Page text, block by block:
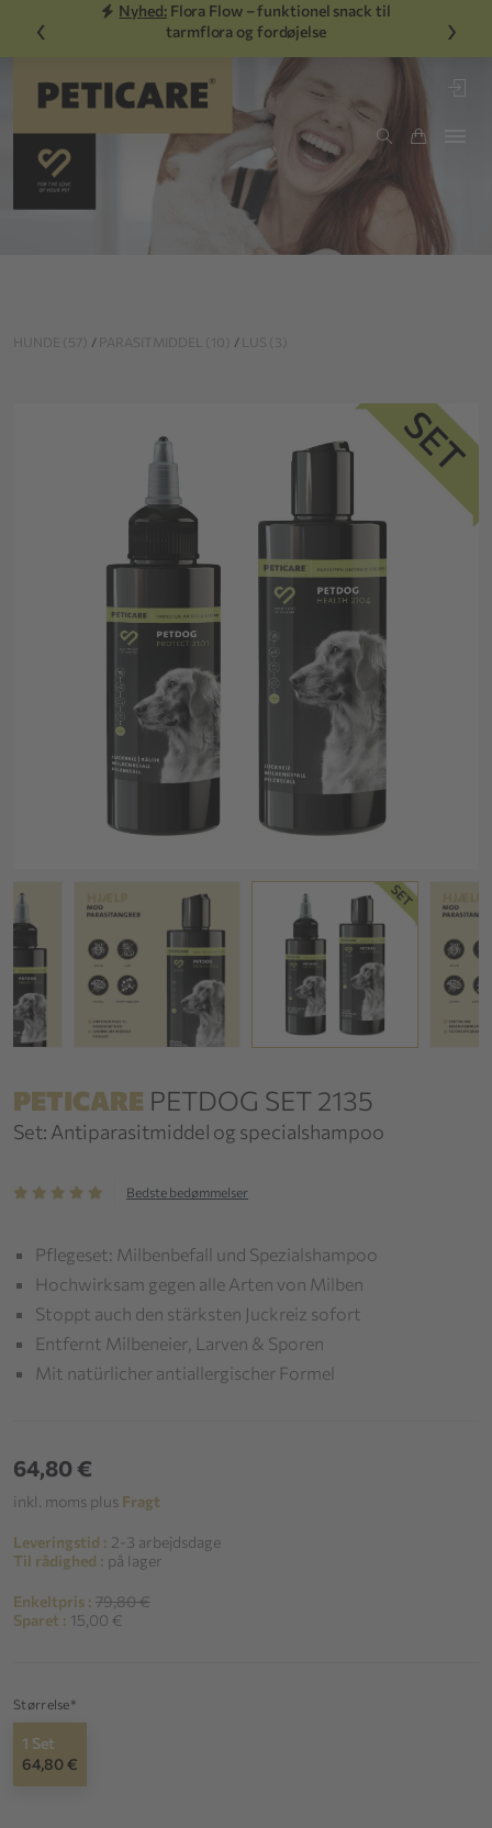
‹
Nyhed:Flora Flow – funktionel snack til
tarmflora og fordøjelse
›
HUNDE (57) / PARASITMIDDEL (10) / LUS (3)
PETICARE PETDOG SET 2135
Set: Antiparasitmiddel og specialshampoo
Bedste bedømmelser
Pflegeset: Milbenbefall und Spezialshampoo
Hochwirksam gegen alle Arten von Milben
Stoppt auch den stärksten Juckreiz sofort
Entfernt Milbeneier, Larven & Sporen
Mit natürlicher antiallergischer Formel
64,80 €
inkl. moms plus Fragt
Leveringstid : 2-3 arbejdsdage
Til rådighed : på lager
Enkeltpris : 79,80 €
Sparet : 15,00 €
Størrelse*
1 Set
64,80 €